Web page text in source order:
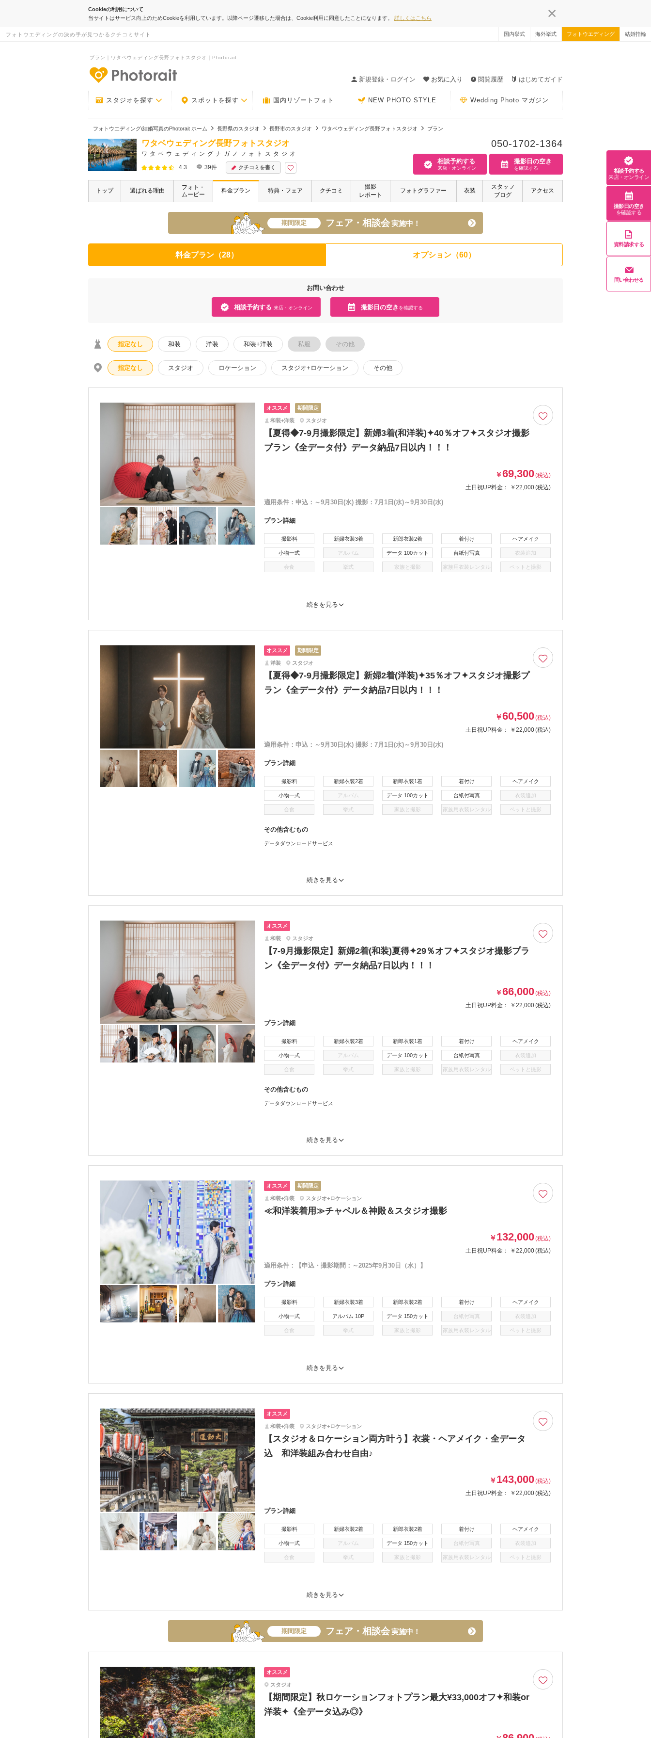
Cookieの利用について
当サイトはサービス向上のためCookieを利用しています。以降ページ遷移した場合は、Cookie利用に同意したことになります。 詳しくはこちら
フォトウエディングの決め手が見つかるクチコミサイト 国内挙式 海外挙式 フォトウエディング 結婚指輪
プラン｜ワタベウェディング長野フォトスタジオ｜Photorait
新規登録・ログイン
お気に入り 閲覧履歴 はじめてガイド
スタジオを探す スポットを探す 国内リゾートフォト NEW PHOTO STYLE Wedding Photo マガジン
フォトウエディング/結婚写真のPhotorait ホーム 長野県のスタジオ 長野市のスタジオ ワタベウェディング長野フォトスタジオ プラン
ワタベウェディング長野フォトスタジオ
ワタベウェディングナガノフォトスタジオ
4.3
39件 クチコミを書く
050-1702-1364
相談予約する
来店・オンライン
撮影日の空き
を確認する
トップ 選ばれる理由
フォト・
ムービー
料金プラン 特典・フェア クチコミ
撮影
レポート
フォトグラファー 衣装
スタッフ
ブログ
アクセス
期間限定 フェア・相談会 実施中！
料金プラン（28） オプション（60）
お問い合わせ
相談予約する 来店・オンライン 撮影日の空き を確認する
指定なし 和装 洋装 和装+洋装 私服 その他
指定なし スタジオ ロケーション スタジオ+ロケーション その他
オススメ 期間限定
和装+洋装 スタジオ
【夏得◆7-9月撮影限定】新婦3着(和洋装)✦40％オフ✦スタジオ撮影
プラン《全データ付》データ納品7日以内！！！
￥69,300(税込)
土日祝UP料金：
￥22,000(税込)
適用条件： 申込：～9月30日(水) 撮影：7月1日(水)～9月30日(水)
プラン詳細
撮影料 新婦衣装3着 新郎衣装2着 着付け ヘアメイク
小物一式 アルバム データ 100カット 台紙付写真 衣装追加
会食 挙式 家族と撮影 家族用衣装レンタル ペットと撮影
続きを見る
オススメ 期間限定
洋装 スタジオ
【夏得◆7-9月撮影限定】新婦2着(洋装)✦35％オフ✦スタジオ撮影プ
ラン《全データ付》データ納品7日以内！！！
￥60,500(税込)
土日祝UP料金：
￥22,000(税込)
適用条件： 申込：～9月30日(水) 撮影：7月1日(水)～9月30日(水)
プラン詳細
撮影料 新婦衣装2着 新郎衣装1着 着付け ヘアメイク
小物一式 アルバム データ 100カット 台紙付写真 衣装追加
会食 挙式 家族と撮影 家族用衣装レンタル ペットと撮影
その他含むもの
データダウンロードサービス
続きを見る
オススメ
和装 スタジオ
【7-9月撮影限定】新婦2着(和装)夏得✦29％オフ✦スタジオ撮影プラ
ン《全データ付》データ納品7日以内！！！
￥66,000(税込)
土日祝UP料金：
￥22,000(税込)
プラン詳細
撮影料 新婦衣装2着 新郎衣装1着 着付け ヘアメイク
小物一式 アルバム データ 100カット 台紙付写真 衣装追加
会食 挙式 家族と撮影 家族用衣装レンタル ペットと撮影
その他含むもの
データダウンロードサービス
続きを見る
オススメ 期間限定
和装+洋装 スタジオ+ロケーション
≪和洋装着用≫チャペル＆神殿＆スタジオ撮影
￥132,000(税込)
土日祝UP料金：
￥22,000(税込)
適用条件： 【申込・撮影期間：～2025年9月30日（水）】
プラン詳細
撮影料 新婦衣装3着 新郎衣装2着 着付け ヘアメイク
小物一式 アルバム 10P データ 150カット 台紙付写真 衣装追加
会食 挙式 家族と撮影 家族用衣装レンタル ペットと撮影
続きを見る
オススメ
和装+洋装 スタジオ+ロケーション
【スタジオ＆ロケーション両方叶う】衣裳・ヘアメイク・全データ
込 和洋装組み合わせ自由♪
￥143,000(税込)
土日祝UP料金：
￥22,000(税込)
プラン詳細
撮影料 新婦衣装2着 新郎衣装2着 着付け ヘアメイク
小物一式 アルバム データ 150カット 台紙付写真 衣装追加
会食 挙式 家族と撮影 家族用衣装レンタル ペットと撮影
続きを見る
期間限定 フェア・相談会 実施中！
オススメ
スタジオ
【期間限定】秋ロケーションフォトプラン最大¥33,000オフ✦和装or
洋装✦《全データ込み◎》
相談予約する
来店・オンライン
撮影日の空き
を確認する
資料請求する
問い合わせる